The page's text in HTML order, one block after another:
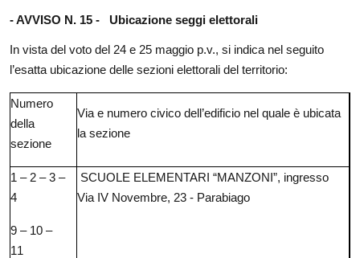
- AVVISO N. 15 - Ubicazione seggi elettorali
In vista del voto del 24 e 25 maggio p.v., si indica nel seguito
l’esatta ubicazione delle sezioni elettorali del territorio:
Numero
della
sezione
Via e numero civico dell’edificio nel quale è ubicata
la sezione
1 – 2 – 3 –
4
9 – 10 –
11
SCUOLE ELEMENTARI “MANZONI”, ingresso
Via IV Novembre, 23 - Parabiago